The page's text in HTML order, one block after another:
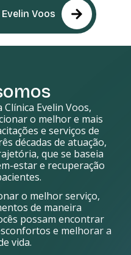
Voos
Evelin Voos,
o melhor e mais
e serviços de
décadas de atuação,
que se baseia
estar e recuperação
o melhor serviço,
de maneira
possam encontrar
e melhorar a
vida.